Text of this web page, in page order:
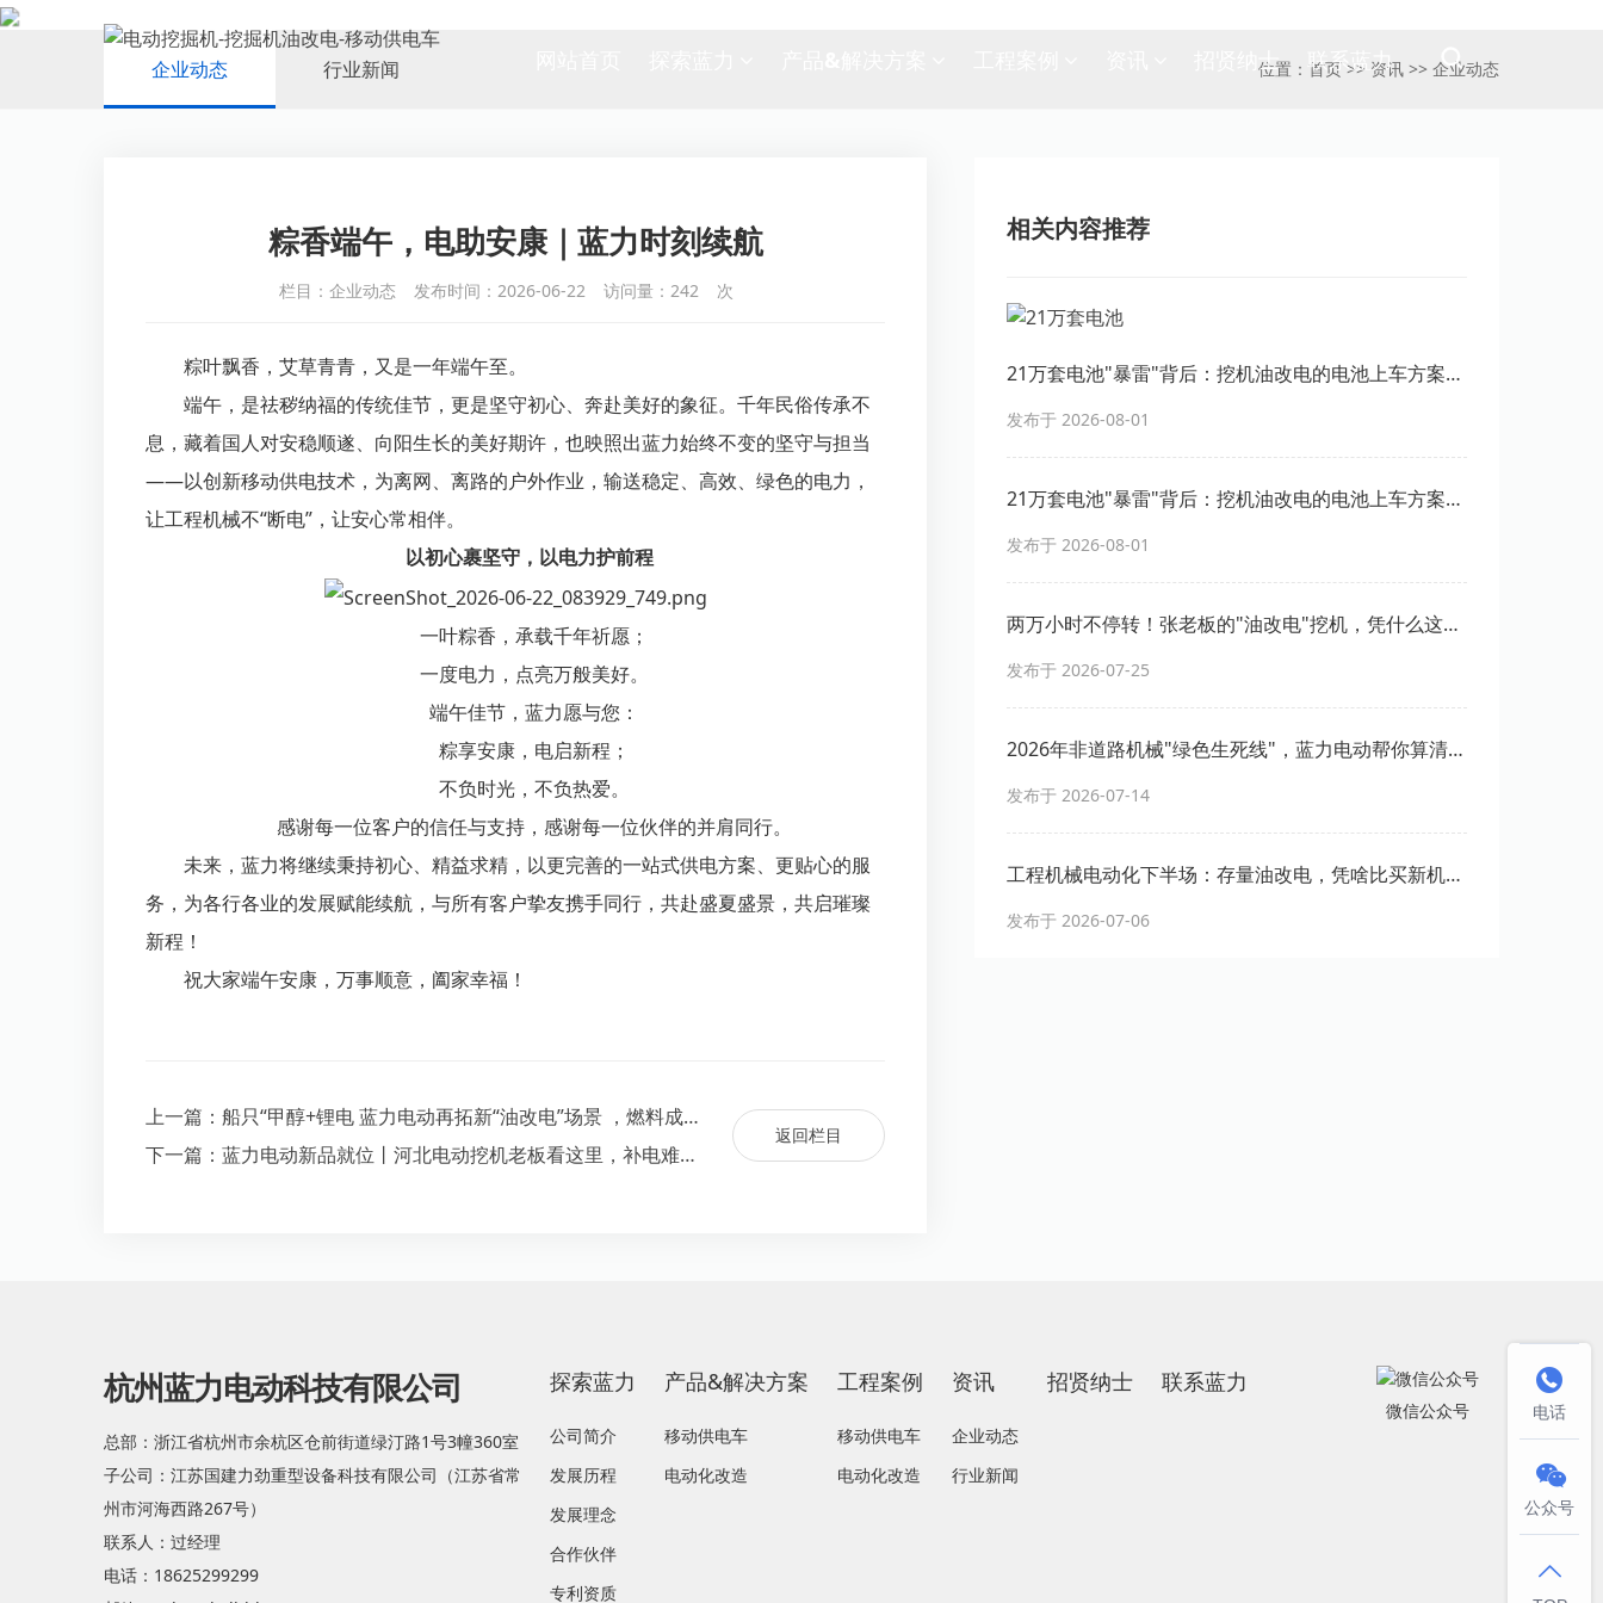
招贤纳士 联系蓝力
NEWS
企业动态 行业新闻 位置： 首页 >> 资讯 >> 企业动态
粽香端午，电助安康｜蓝力时刻续航
栏目：企业动态 发布时间：2026-06-22 访问量： 242 次
粽叶飘香，艾草青青，又是一年端午至。
端午，是祛秽纳福的传统佳节，更是坚守初心、奔赴美好的象征。千年民俗传承不
息，藏着国人对安稳顺遂、向阳生长的美好期许，也映照出蓝力始终不变的坚守与担当
——以创新移动供电技术，为离网、离路的户外作业，输送稳定、高效、绿色的电力，
让工程机械不“断电”，让安心常相伴。
以初心裹坚守， 以电力护前程
一叶粽香，承载千年祈愿；
一度电力，点亮万般美好。
端午佳节，蓝力愿与您：
粽享安康，电启新程；
不负时光，不负热爱。
感谢每一位客户的信任与支持，感谢每一位伙伴的并肩同行。
未来，蓝力将继续秉持初心、精益求精，以更完善的一站式供电方案、更贴心的服
务，为各行各业的发展赋能续航，与所有客户挚友携手同行，共赴盛夏盛景，共启璀璨
新程！
祝大家端午安康，万事顺意，阖家幸福！
上一篇：船只“甲醇+锂电 蓝力电动再拓新“油改电”场景 ，燃料成本直降四成‌
下一篇：蓝力电动新品就位丨河北电动挖机老板看这里，补电难题解决了！
返回栏目
相关内容推荐
21万套电池"暴雷"背后：挖机油改电的电池上车方案，
发布于 2026-08-01
21万套电池"暴雷"背后：挖机油改电的电池上车方案，
发布于 2026-08-01
两万小时不停转！张老板的"油改电"挖机，凭什么这么
发布于 2026-07-25
2026年非道路机械"绿色生死线"，蓝力电动帮你算清这
发布于 2026-07-14
工程机械电动化下半场：存量油改电，凭啥比买新机更
发布于 2026-07-06
杭州蓝力电动科技有限公司
总部：浙江省杭州市余杭区仓前街道绿汀路1号3幢360室
子公司：江苏国建力劲重型设备科技有限公司（江苏省常
州市河海西路267号）
联系人：过经理
电话：18625299299
探索蓝力
公司简介
发展历程
发展理念
合作伙伴
专利资质
产品&解决方案
移动供电车
电动化改造
工程案例
移动供电车
电动化改造
资讯
企业动态
行业新闻
招贤纳士 联系蓝力
微信公众号

电话

公众号
